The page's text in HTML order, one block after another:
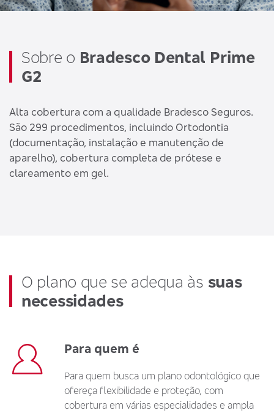
Sobre o Bradesco Dental Prime
G2
Alta cobertura com a qualidade Bradesco Seguros.
São 299 procedimentos, incluindo Ortodontia
(documentação, instalação e manutenção de
aparelho), cobertura completa de prótese e
clareamento em gel.
O plano que se adequa às suas
necessidades
Para quem é
Para quem busca um plano odontológico que
ofereça flexibilidade e proteção, com
cobertura em várias especialidades e ampla